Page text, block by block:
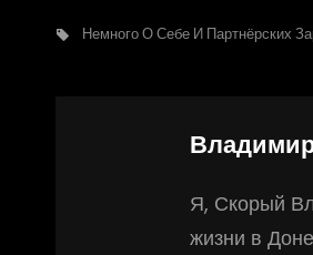
Метки,
Немного О Себе И Партнёрских
Автор:
Я, Скорый
жизни в